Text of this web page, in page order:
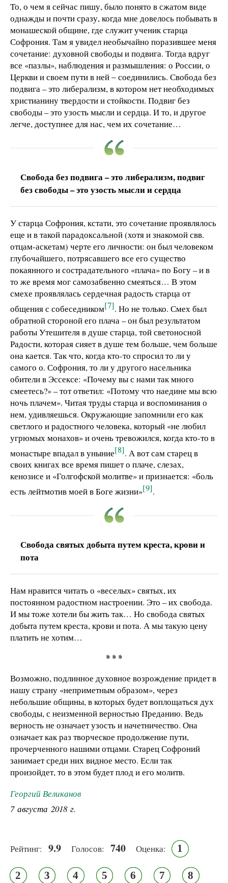
То, о чем я сейчас пишу, было понято в сжатом виде
однажды и почти сразу, когда мне довелось побывать в
монашеской общине, где служит ученик старца
Софрония. Там я увидел необычайно поразившее меня
сочетание: духовной свободы и подвига. Тогда вдруг
все «пазлы», наблюдения и размышления: о России, о
Церкви и своем пути в ней ‒ соединились. Свобода без
подвига – это либерализм, в котором нет необходимых
христианину твердости и стойкости. Подвиг без
свободы – это узость мысли и сердца. И то, и другое
легче, доступнее для нас, чем их сочетание…
Свобода без подвига – это либерализм, подвиг
без свободы – это узость мысли и сердца
У старца Софрония, кстати, это сочетание проявлялось
еще и в такой парадоксальной (хотя и знакомой свв.
отцам-аскетам) черте его личности: он был человеком
глубочайшего, потрясавшего все его существо
покаянного и сострадательного «плача» по Богу – и в
то же время мог самозабвенно смеяться… В этом
смехе проявлялась сердечная радость старца от
общения с собеседником[7]. Но не только. Смех был
обратной стороной его плача – он был результатом
работы Утешителя в душе старца, той светоносной
Радости, которая сияет в душе тем больше, чем больше
она кается. Так что, когда кто-то спросил то ли у
самого о. Софрония, то ли у другого насельника
обители в Эссексе: «Почему вы с нами так много
смеетесь?» – тот ответил: «Потому что наедине мы всю
ночь плачем». Читая труды старца и воспоминания о
нем, удивляешься. Окружающие запомнили его как
светлого и радостного человека, который «не любил
угрюмых монахов» и очень тревожился, когда кто-то в
монастыре впадал в уныние[8]. А вот сам старец в
своих книгах все время пишет о плаче, слезах,
кенозисе и «Голгофской молитве» и признается: «боль
есть лейтмотив моей в Боге жизни»[9].
Свобода святых добыта путем креста, крови и
пота
Нам нравится читать о «веселых» святых, их
постоянном радостном настроении. Это – их свобода.
И мы тоже хотели бы жить так… Но свобода святых
добыта путем креста, крови и пота. А мы такую цену
платить не хотим…
* * *
Возможно, подлинное духовное возрождение придет в
нашу страну «неприметным образом», через
небольшие общины, в которых будет воплощаться дух
свободы, с неизменной верностью Преданию. Ведь
верность не означает узость и начетничество. Она
означает как раз творческое продолжение пути,
прочерченного нашими отцами. Старец Софроний
занимает среди них видное место. Если так
произойдет, то в этом будет плод и его молитв.
Георгий Великанов
7 августа 2018 г.
Рейтинг: 9.9 Голосов: 740 Оценка: 1
2 3 4 5 6 7 8